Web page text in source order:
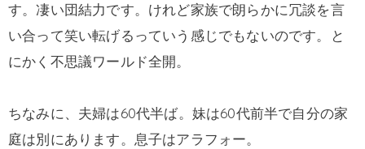
す。凄い団結力です。けれど家族で朗らかに冗談を言
い合って笑い転げるっていう感じでもないのです。と
にかく不思議ワールド全開。
ちなみに、夫婦は60代半ば。妹は60代前半で自分の家
庭は別にあります。息子はアラフォー。